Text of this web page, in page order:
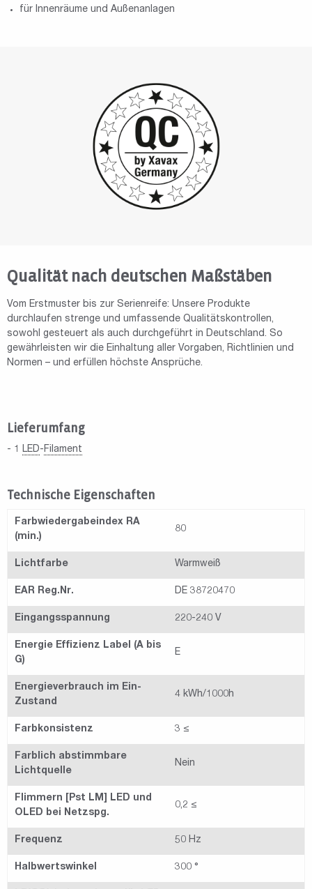
für Innenräume und Außenanlagen
Qualität nach deutschen Maßstäben
Vom Erstmuster bis zur Serienreife: Unsere Produkte
durchlaufen strenge und umfassende Qualitätskontrollen,
sowohl gesteuert als auch durchgeführt in Deutschland. So
gewährleisten wir die Einhaltung aller Vorgaben, Richtlinien und
Normen – und erfüllen höchste Ansprüche.
Lieferumfang
- 1 LED-Filament
Technische Eigenschaften
Farbwiedergabeindex RA
(min.)
80
Lichtfarbe Warmweiß
EAR Reg.Nr. DE 38720470
Eingangsspannung 220-240 V
Energie Effizienz Label (A bis
G)
E
Energieverbrauch im Ein-
Zustand
4 kWh/1000h
Farbkonsistenz 3 ≤
Farblich abstimmbare
Lichtquelle
Nein
Flimmern [Pst LM] LED und
OLED bei Netzspg.
0,2 ≤
Frequenz 50 Hz
Halbwertswinkel 300 °